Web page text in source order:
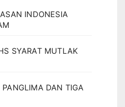
INDONESIA
SYARAT MUTLAK
PANGLIMA DAN TIGA